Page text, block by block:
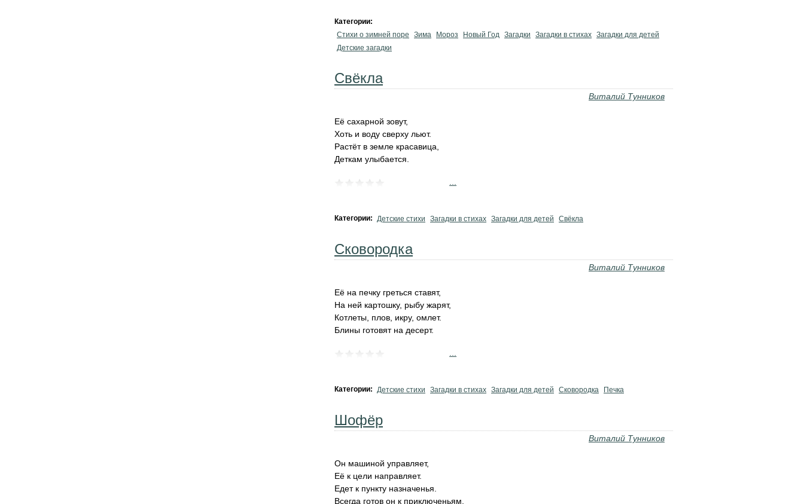
Категории:
Стихи о зимней поре
Зима Мороз Новый Год Загадки Загадки в стихах Загадки для детей
Детские загадки
Свёкла
Виталий Тунников
Её сахарной зовут,
Хоть и воду сверху льют.
Растёт в земле красавица,
Деткам улыбается.
Категории: Детские стихи Загадки в стихах Загадки для детей Свёкла
Сковородка
Виталий Тунников
Её на печку греться ставят,
На ней картошку, рыбу жарят,
Котлеты, плов, икру, омлет.
Блины готовят на десерт.
Категории: Детские стихи Загадки в стихах Загадки для детей Сковородка Печка
Шофёр
Виталий Тунников
Он машиной управляет,
Её к цели направляет.
Едет к пункту назначенья.
Всегда готов он к приключеньям.